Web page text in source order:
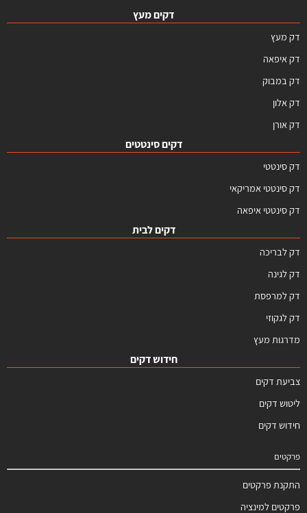
דקים מעץ
דק מעץ
דק איפאה
דק במבוק
דק אלון
דק אורן
דקים סינטטים
דק סינטטי
דק סינטטי אמריקאי
דק סינטטי איפאה
דקים לבית
דק לבריכה
דק לגינה
דק למרפסת
דק לגקוזי
מדרגות מעץ
חידוש דקים
צביעת דקים
ליטוש דקים
חידוש דקים
פרקטים
התקנת פרקטים
פרקטים למינציה